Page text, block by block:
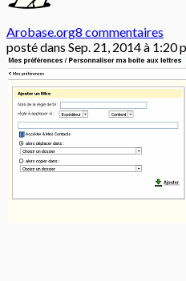
Arobase.org8 commentaires
posté dans Sep. 21, 2014 à 1:20